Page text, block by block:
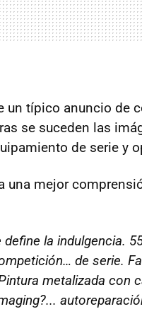
un típico anuncio de
se suceden las
de serie y
una mejor
define la indulgencia.
de serie.
metalizada con